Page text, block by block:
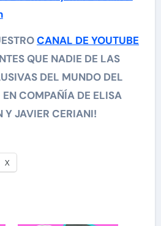
CANAL DE YOUTUBE
QUE NADIE DE LAS
DEL MUNDO DEL
EN COMPAÑÍA DE ELISA
Y JAVIER CERIANI!
X